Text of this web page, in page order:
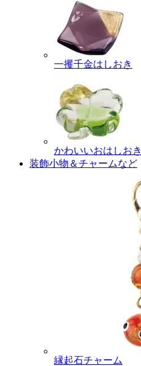
一攫千金はしおき
かわいいおはしおき
装飾小物＆チャームなど
縁起石チャーム